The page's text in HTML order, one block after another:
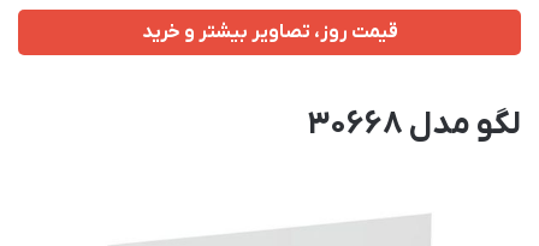
قیمت روز، تصاویر بیشتر و خرید
لگو مدل 30668